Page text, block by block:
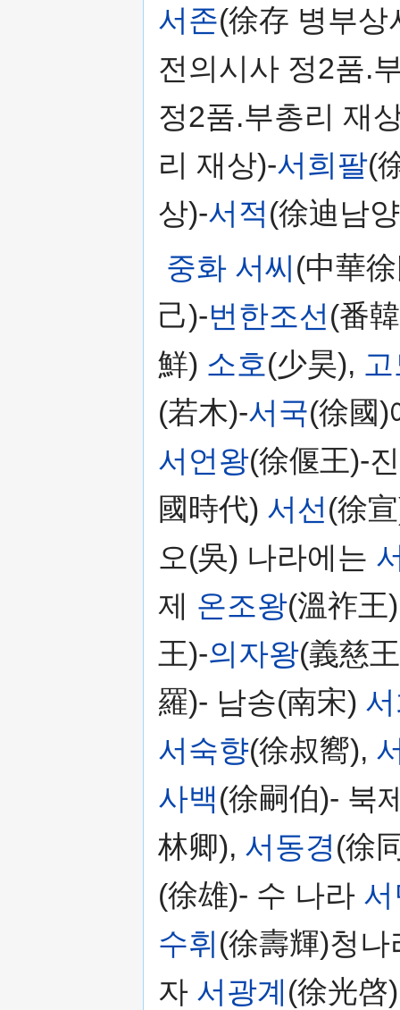
서존(徐存 병부상
전의시사 정2품.
정2품.부총리 재
리 재상)-서희팔(
상)-서적(徐迪남
중화 서씨 (中華
己)-번한조선(番
鮮) 소호(少昊),
(若木)-서국(徐國
서언왕(徐偃王)-
國時代) 서선(徐
오(吳) 나라에는
제 온조왕(溫祚王)
王)-의자왕(義慈
羅)- 남송(南宋)
서숙향(徐叔嚮),
사백(徐嗣伯)- 북
林卿), 서동경(徐
(徐雄)- 수 나라
수휘 (徐壽輝)청
자 서광계 (徐光啓)